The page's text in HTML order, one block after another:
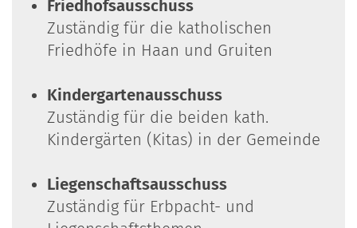
Friedhofsausschuss
Zuständig für die katholischen
Friedhöfe in Haan und Gruiten
Kindergartenausschuss
Zuständig für die beiden kath.
Kindergärten (Kitas) in der Gemeinde
Liegenschaftsausschuss
Zuständig für Erbpacht- und